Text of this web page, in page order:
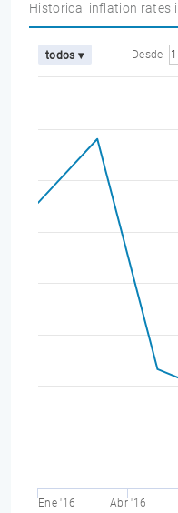
Historical inflation rates
todos ▾ Desde
Ene '16 Abr '16